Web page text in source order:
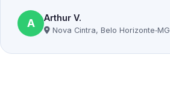
A Arthur V.
Nova Cintra, Belo Horizonte‑MG